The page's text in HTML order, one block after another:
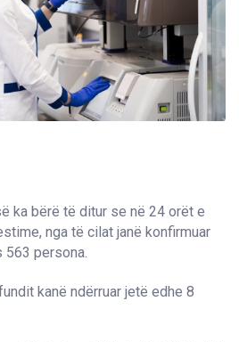
ka bërë të ditur se në 24 orët e
nga të cilat janë konfirmuar
persona.
kanë ndërruar jetë edhe 8